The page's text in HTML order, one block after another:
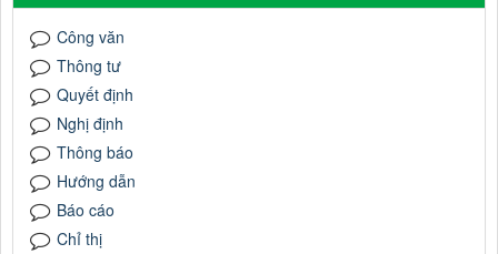
Công văn
Thông tư
Quyết định
Nghị định
Thông báo
Hướng dẫn
Báo cáo
Chỉ thị